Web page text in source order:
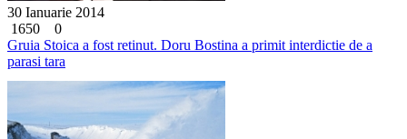
30 Ianuarie 2014
1650
0
Gruia Stoica a fost retinut. Doru Bostina a primit interdictie de a
parasi tara